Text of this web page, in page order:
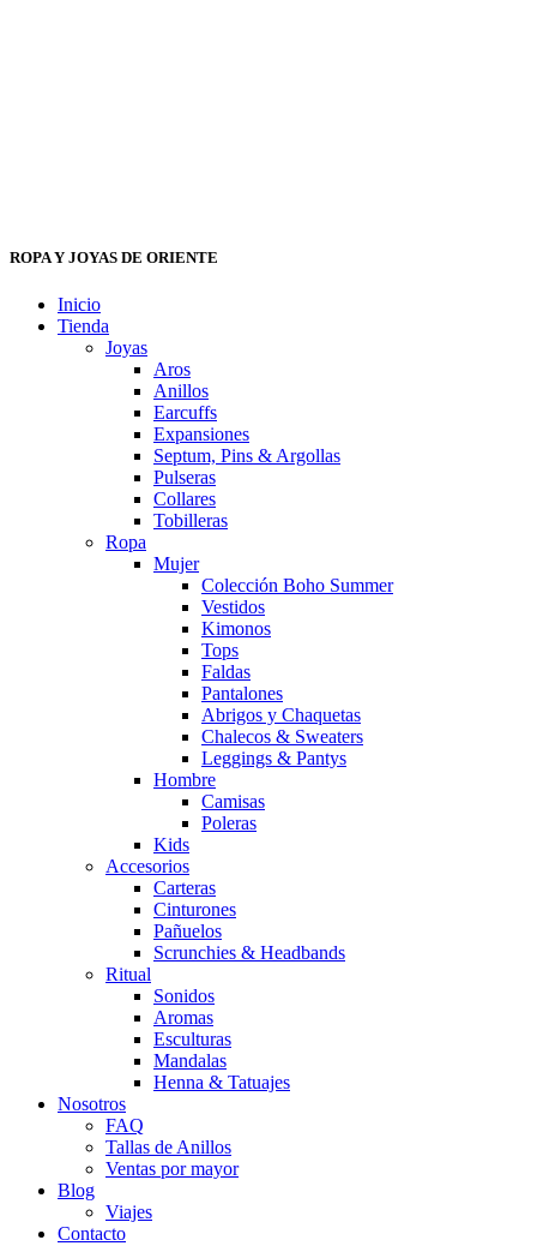
ROPA Y JOYAS DE ORIENTE
Inicio
Tienda
Joyas
Aros
Anillos
Earcuffs
Expansiones
Septum, Pins & Argollas
Pulseras
Collares
Tobilleras
Ropa
Mujer
Colección Boho Summer
Vestidos
Kimonos
Tops
Faldas
Pantalones
Abrigos y Chaquetas
Chalecos & Sweaters
Leggings & Pantys
Hombre
Camisas
Poleras
Kids
Accesorios
Carteras
Cinturones
Pañuelos
Scrunchies & Headbands
Ritual
Sonidos
Aromas
Esculturas
Mandalas
Henna & Tatuajes
Nosotros
FAQ
Tallas de Anillos
Ventas por mayor
Blog
Viajes
Contacto